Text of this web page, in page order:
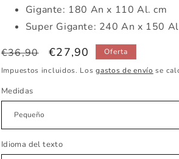
Gigante: 180 An x 110 Al. cm
Super Gigante: 240 An x 150
Precio
habitual
€36,90
Precio
de
€27,90
Oferta
Impuestos incluidos. Losgastos de envío se
Medidas
Idioma del texto